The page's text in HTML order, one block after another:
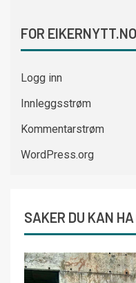
FOR EIKERNYTT.NO
Logg inn
Innleggsstrøm
Kommentarstrøm
WordPress.org
SAKER DU KAN